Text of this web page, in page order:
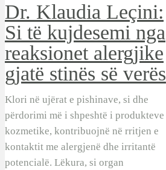
Dr. Klaudia Leçini:
Si të kujdesemi nga
reaksionet alergjike
gjatë stinës së verës
Klori në ujërat e pishinave, si dhe
përdorimi më i shpeshtë i produkteve
kozmetike, kontribuojnë në rritjen e
kontaktit me alergjenë dhe irritantë
potencialë. Lëkura, si organ